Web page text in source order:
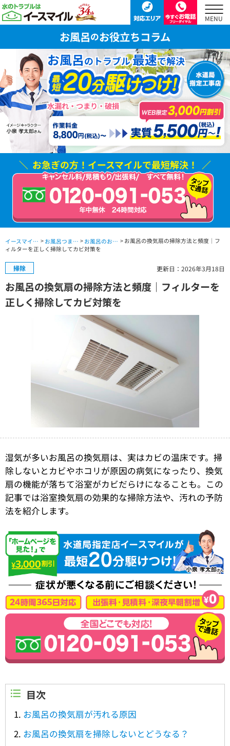
お風呂のお役立ちコラム
お風呂のトラブル最速で解決
水漏れ・つまり・破損
お急ぎの方！ イースマイルで最短解決！
イースマイル公式サイト TOP > お風呂つまり・水漏れ・交換修理 TOP > お風呂のお役立ちコラム > お風呂の換気扇の掃除方法と頻度｜フ
ィルターを正しく掃除してカビ対策を
掃除 更新日：2026年3月18日
お風呂の換気扇の掃除方法と頻度｜フィルターを
正しく掃除してカビ対策を
湿気が多いお風呂の換気扇は、実はカビの温床です。掃
除しないとカビやホコリが原因の病気になったり、換気
扇の機能が落ちて浴室がカビだらけになることも。この
記事では浴室換気扇の効果的な掃除方法や、汚れの予防
法を紹介します。
目次
お風呂の換気扇が汚れる原因
お風呂の換気扇を掃除しないとどうなる？